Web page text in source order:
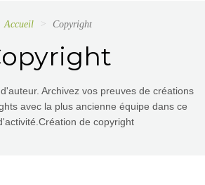
Accueil Copyright
Archivez vos preuves de créations
avec la plus ancienne équipe dans ce
de copyright